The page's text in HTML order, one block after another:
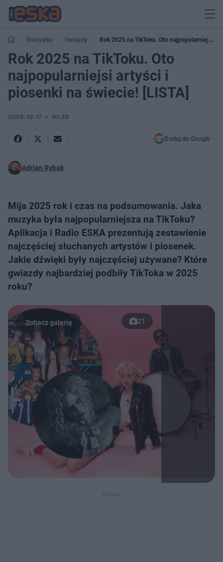
Rozrywka Gwiazdy
Rok 2025 na TikToku. Oto najpopularniejsi
artyści i piosenki na świecie! [LISTA]
Rok 2025 na TikToku. Oto
najpopularniejsi artyści i
piosenki na świecie! [LISTA]
2025-12-17 10:38
Dodaj do Google
Adrian Rybak
Mija 2025 rok i czas na podsumowania. Jaka
muzyka była najpopularniejsza na TikToku?
Aplikacja i Radio ESKA prezentują zestawienie
najczęściej słuchanych artystów i piosenek.
Jakie dźwięki były najczęściej używane? Które
gwiazdy najbardziej podbiły TikToka w 2025
roku?
21